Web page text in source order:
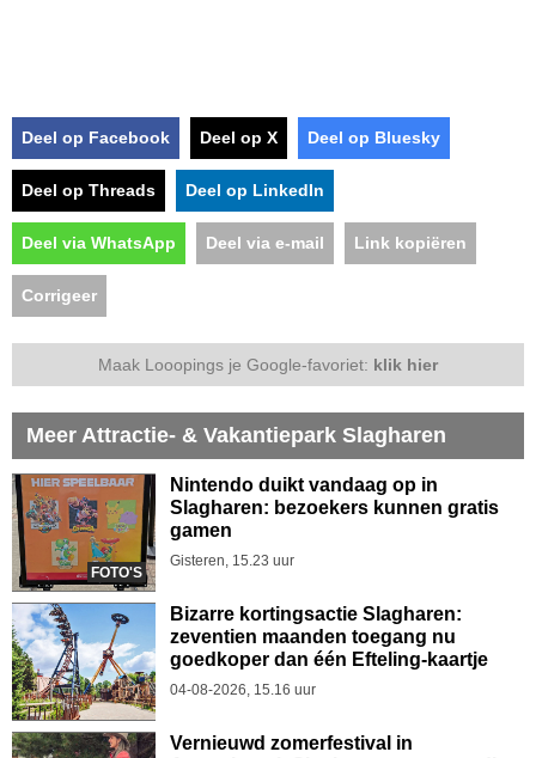
Deel op Facebook Deel op X Deel op Bluesky
Deel op Threads Deel op LinkedIn
Deel via WhatsApp Deel via e-mail Link kopiëren
Corrigeer
Maak Looopings je Google-favoriet: klik hier
Meer Attractie- & Vakantiepark Slagharen
FOTO'S
Nintendo duikt vandaag op in
Slagharen: bezoekers kunnen gratis
gamen
Gisteren, 15.23 uur
Bizarre kortingsactie Slagharen:
zeventien maanden toegang nu
goedkoper dan één Efteling-kaartje
04-08-2026, 15.16 uur
Vernieuwd zomerfestival in